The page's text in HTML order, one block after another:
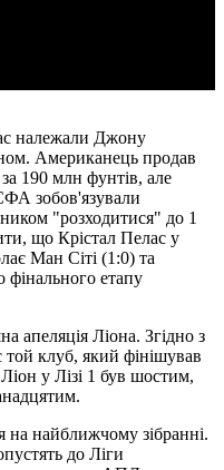
належали Джону
Американець продав
190 млн фунтів, але
зобов'язували
"розходитися" до 1
що Крістал Пелас у
Ман Сіті (1:0) та
фінального етапу
апеляція Ліона. Згідно з
клуб, який фінішував
у Лізі 1 був шостим,
найближчому зібранні.
до Ліги